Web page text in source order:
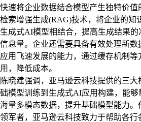
快速将企业数据结合模型产生独特价值
检索增强生成(RAG)技术，将企业的知
生成式AI模型相结合，提高生成结果的
信息量。企业还需要具备有效处理新
应用飞速发展的能力，通过缓存机制等
用，降低成本。
陈晓建强调，亚马逊云科技提供的三
础模型训练到生成式AI应用构建，能
海量多模态数据，提升基础模型能力。
领军者，亚马逊云科技致力于帮助各行